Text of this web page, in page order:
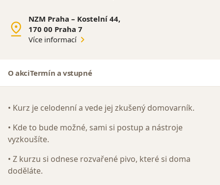
NZM Praha – Kostelní 44,
170 00 Praha 7
Více informací
O akciTermín a vstupné
• Kurz je celodenní a vede jej zkušený domovarník.
• Kde to bude možné, sami si postup a nástroje
vyzkoušíte.
• Z kurzu si odnese rozvařené pivo, které si doma
doděláte.